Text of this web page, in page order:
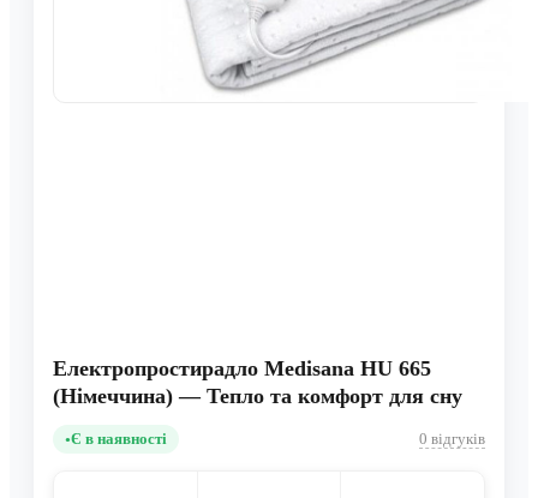
Електропростирадло Medisana HU 665
(Німеччина) — Тепло та комфорт для сну
Є в наявності 0 відгуків